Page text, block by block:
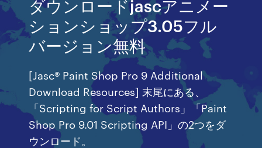
ダウンロードjascアニメー
ションショップ3.05フル
バージョン無料
[Jasc® Paint Shop Pro 9 Additional
Download Resources] 末尾にある、
「Scripting for Script Authors」「Paint
Shop Pro 9.01 Scripting API」の2つをダ
ウンロード。